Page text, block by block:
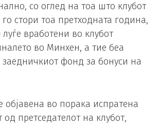
со оглед на тоа што клубот
стори тоа претходната година,
луѓе вработени во клубот
во Минхен, а тие беа
фонд за бонуси на
објавена во порака испратена
претседателот на клубот,